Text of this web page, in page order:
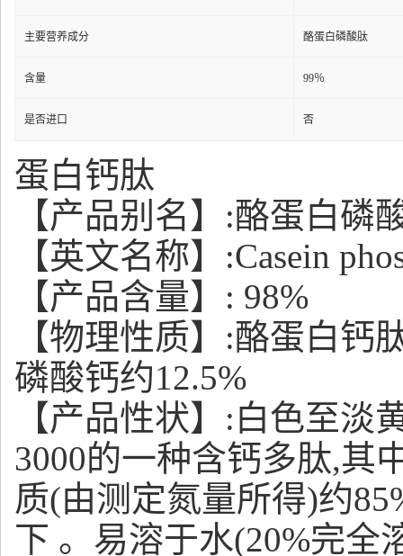
主要营养成分 酪蛋白磷酸肽
含量 99％
是否进口 否
蛋白钙肽
【产品别名】:酪蛋白磷
【英文名称】:Casein
【产品含量】: 98%
【物理性质】:酪蛋白
磷酸钙约12.5%
【产品性状】:白色至淡
3000的一种含钙多肽,其
质(由测定氮量所得)约
下 。易溶于水(20%完全